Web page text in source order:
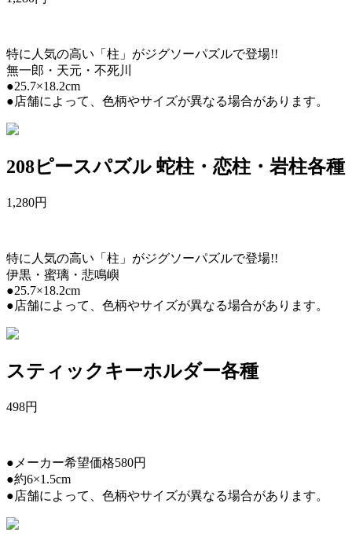
特に人気の高い「柱」がジグソーパズルで登場!!
無一郎・天元・不死川
●25.7×18.2cm
●店舗によって、色柄やサイズが異なる場合があります。
208ピースパズル 蛇柱・恋柱・岩柱各種
1,280円
特に人気の高い「柱」がジグソーパズルで登場!!
伊黒・蜜璃・悲鳴嶼
●25.7×18.2cm
●店舗によって、色柄やサイズが異なる場合があります。
スティックキーホルダー各種
498円
●メーカー希望価格580円
●約6×1.5cm
●店舗によって、色柄やサイズが異なる場合があります。